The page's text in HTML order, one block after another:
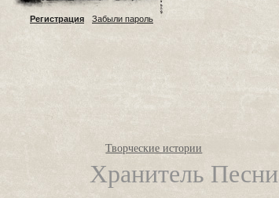
Регистрация Забыли пароль
Творческие истории
Хранитель Песни